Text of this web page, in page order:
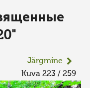
Järgmine
Kuva 223 / 259